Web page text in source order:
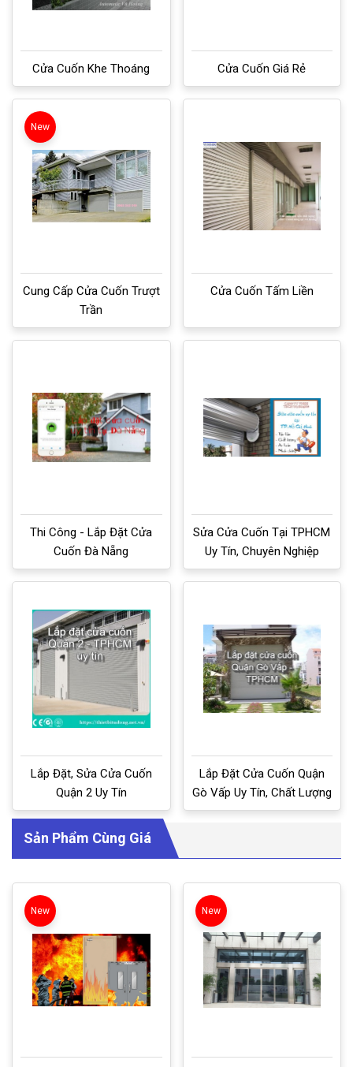
Cửa Cuốn Khe Thoáng Cửa Cuốn Giá Rẻ
New
Cung Cấp Cửa Cuốn Trượt
Trần
Cửa Cuốn Tấm Liền
Thi Công - Lắp Đặt Cửa
Cuốn Đà Nẵng
Sửa Cửa Cuốn Tại TPHCM
Uy Tín, Chuyên Nghiệp
Lắp Đặt, Sửa Cửa Cuốn
Quận 2 Uy Tín
Lắp Đặt Cửa Cuốn Quận
Gò Vấp Uy Tín, Chất Lượng
Sản Phẩm Cùng Giá
New New